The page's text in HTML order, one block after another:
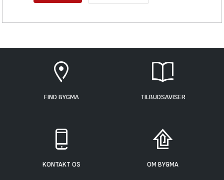
FIND BYGMA TILBUDSAVISER
KONTAKT OS OM BYGMA